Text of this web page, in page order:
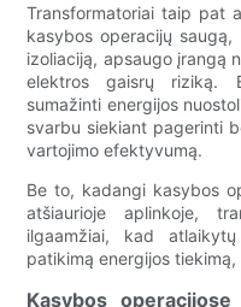
Transformatoriai taip pat
kasybos operacijų
izoliaciją, apsaugo įrangą
elektros gaisrų riziką.
sumažinti energijos
svarbu siekiant pagerinti
vartojimo efektyvumą.
Be to, kadangi kasybos
atšiaurioje aplinkoje,
ilgaamžiai, kad
patikimą energijos
Kasybos